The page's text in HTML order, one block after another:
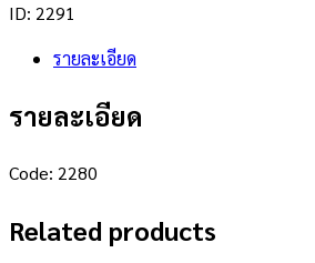
ID: 2291
รายละเอียด
รายละเอียด
Code: 2280
Related products